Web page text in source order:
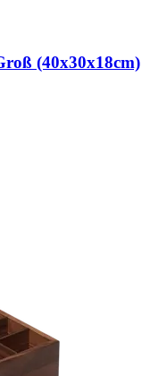
(40x30x18cm)